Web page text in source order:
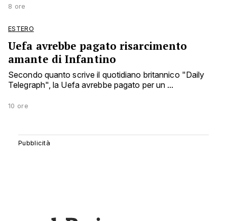
8 ore
ESTERO
Uefa avrebbe pagato risarcimento
amante di Infantino
Secondo quanto scrive il quotidiano britannico "Daily
Telegraph", la Uefa avrebbe pagato per un ...
10 ore